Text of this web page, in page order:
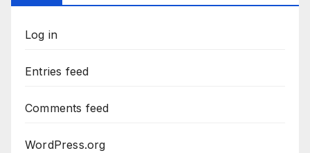
Log in
Entries feed
Comments feed
WordPress.org